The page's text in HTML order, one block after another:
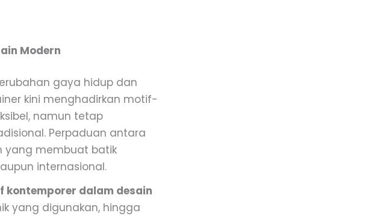
Modern
gaya hidup dan
kini menghadirkan motif-
namun tetap
Perpaduan antara
yang membuat batik
internasional.
dalam desain
yang digunakan, hingga